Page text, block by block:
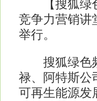
【搜狐绿色
竞争力营销讲
举行。
搜狐绿色频
禄、阿特斯公
可再生能源发